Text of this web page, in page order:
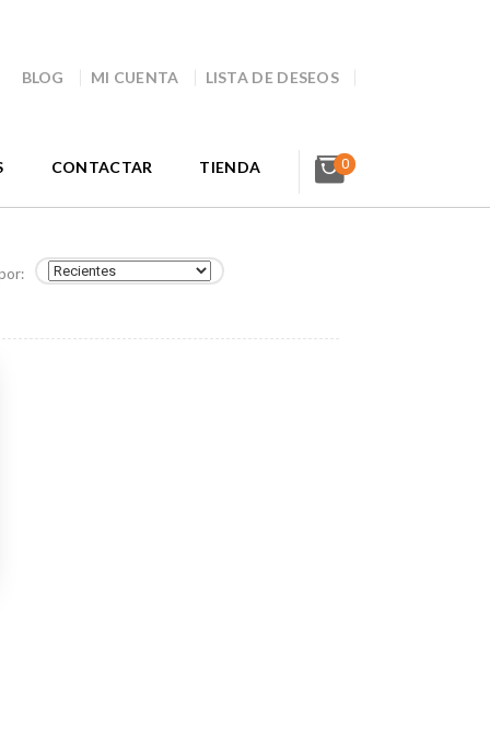
BLOG MI CUENTA LISTA DE DESEOS
CONTACTAR TIENDA 0